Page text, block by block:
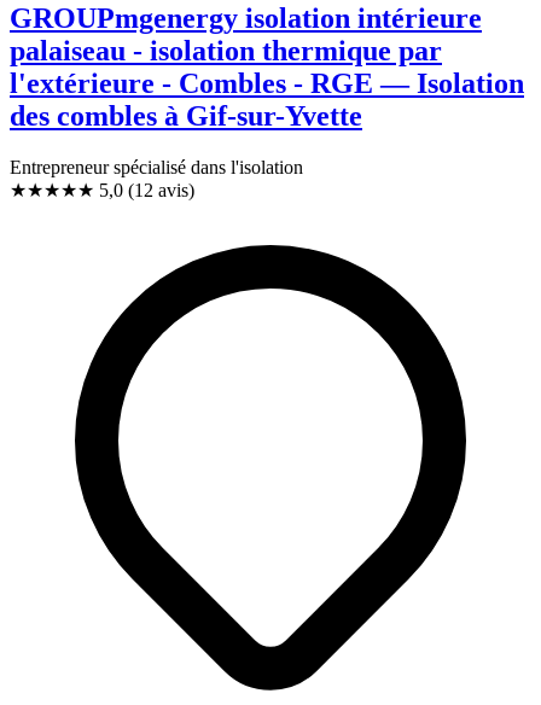
GROUPmgenergy isolation intérieure
palaiseau - isolation thermique par
l'extérieure - Combles - RGE — Isolation
des combles à Gif-sur-Yvette
Entrepreneur spécialisé dans l'isolation
★★★★★ 5,0 (12 avis)